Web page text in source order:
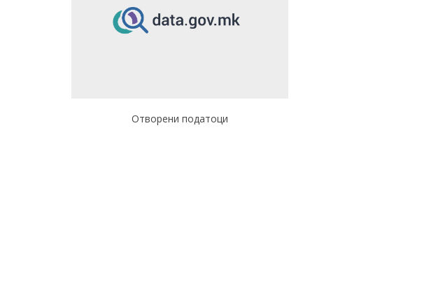
Отворени податоци